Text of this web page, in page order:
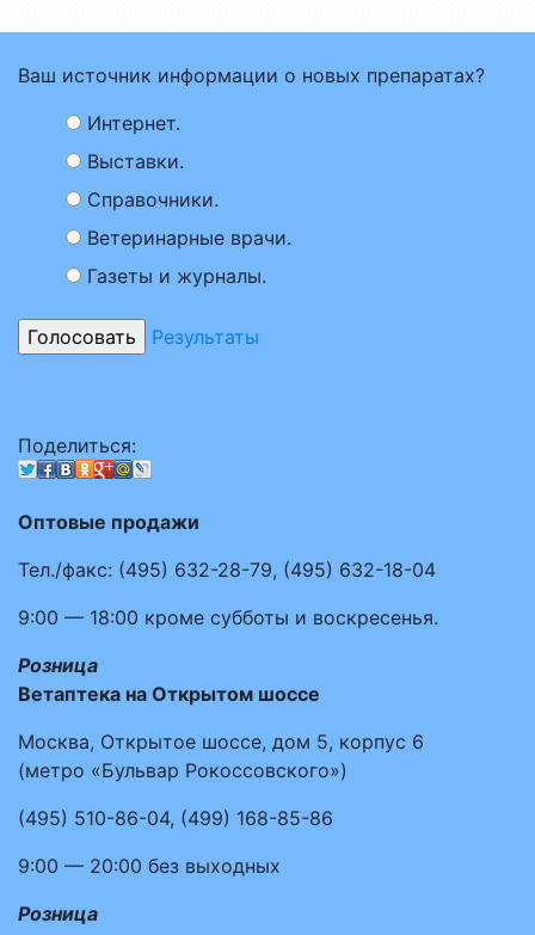
Ваш источник информации о новых препаратах?
Интернет.
Выставки.
Справочники.
Ветеринарные врачи.
Газеты и журналы.
Результаты
Поделиться:
Оптовые продажи
Тел./факс: (495) 632-28-79, (495) 632-18-04
9:00 — 18:00 кроме субботы и воскресенья.
Розница
Ветаптека на Открытом шоссе
Москва, Открытое шоссе, дом 5, корпус 6
(метро «Бульвар Рокоссовского»)
(495) 510-86-04, (499) 168-85-86
9:00 — 20:00 без выходных
Розница